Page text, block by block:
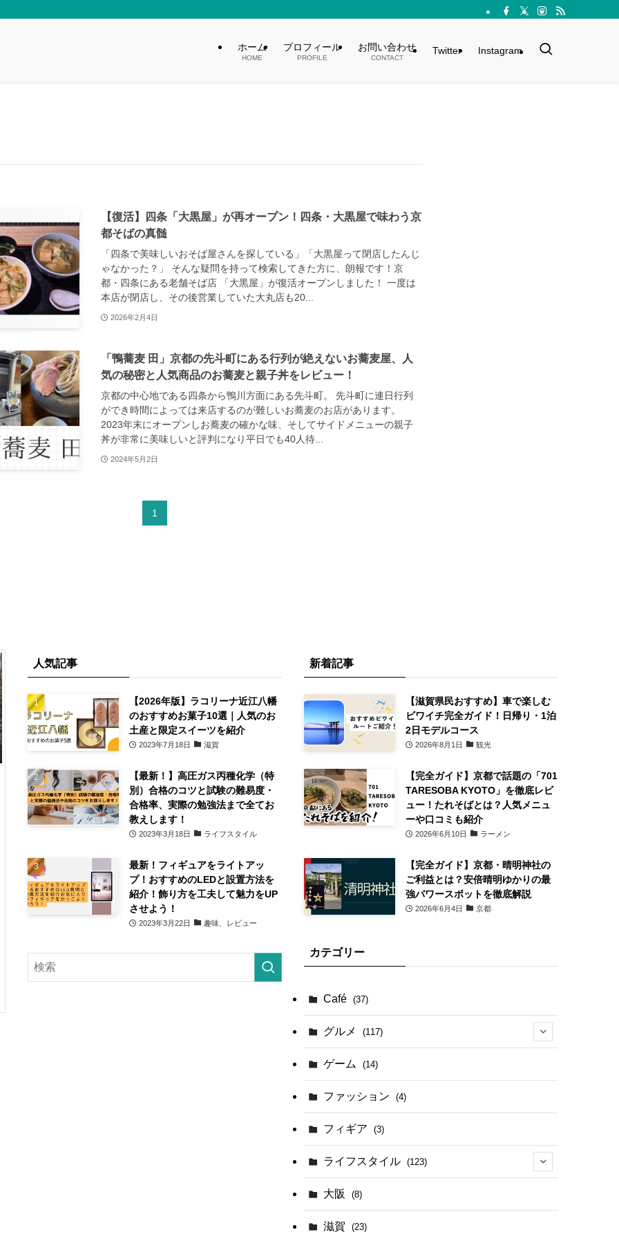
ホーム
HOME
プロフィール
PROFILE
お問い合わせ
CONTACT
Twitter Instagram
【復活】四条「大黒屋」が再オープン！四条・大黒屋で味わう京
都そばの真髄
「四条で美味しいおそば屋さんを探している」「大黒屋って閉店したんじ
ゃなかった？」 そんな疑問を持って検索してきた方に、朗報です！京
都・四条にある老舗そば店 「大黒屋」が復活オープンしました！ 一度は
本店が閉店し、その後営業していた大丸店も20...
2026年2月4日
「鴨蕎麦 田」京都の先斗町にある行列が絶えないお蕎麦屋、人
気の秘密と人気商品のお蕎麦と親子丼をレビュー！
京都の中心地である四条から鴨川方面にある先斗町。 先斗町に連日行列
ができ時間によっては来店するのが難しいお蕎麦のお店があります。
2023年末にオープンしお蕎麦の確かな味、そしてサイドメニューの親子
丼が非常に美味しいと評判になり平日でも40人待...
2024年5月2日
1
人気記事
【2026年版】ラコリーナ近江八幡
のおすすめお菓子10選｜人気のお
土産と限定スイーツを紹介
2023年7月18日 滋賀
【最新！】高圧ガス丙種化学（特
別）合格のコツと試験の難易度・
合格率、実際の勉強法まで全てお
教えします！
2023年3月18日 ライフスタイル
最新！フィギュアをライトアッ
プ！おすすめのLEDと設置方法を
紹介！飾り方を工夫して魅力をUP
させよう！
2023年3月22日 趣味、レビュー
新着記事
【滋賀県民おすすめ】車で楽しむ
ビワイチ完全ガイド！日帰り・1泊
2日モデルコース
2026年8月1日 観光
【完全ガイド】京都で話題の「701
TARESOBA KYOTO」を徹底レビ
ュー！たれそばとは？人気メニュ
ーや口コミも紹介
2026年6月10日 ラーメン
【完全ガイド】京都・晴明神社の
ご利益とは？安倍晴明ゆかりの最
強パワースポットを徹底解説
2026年6月4日 京都
カテゴリー
Café (37)
グルメ (117)
(41)
(17)
(4)
ゲーム (14)
ファッション (4)
フィギア (3)
ライフスタイル (123)
(44)
大阪 (8)
滋賀 (23)